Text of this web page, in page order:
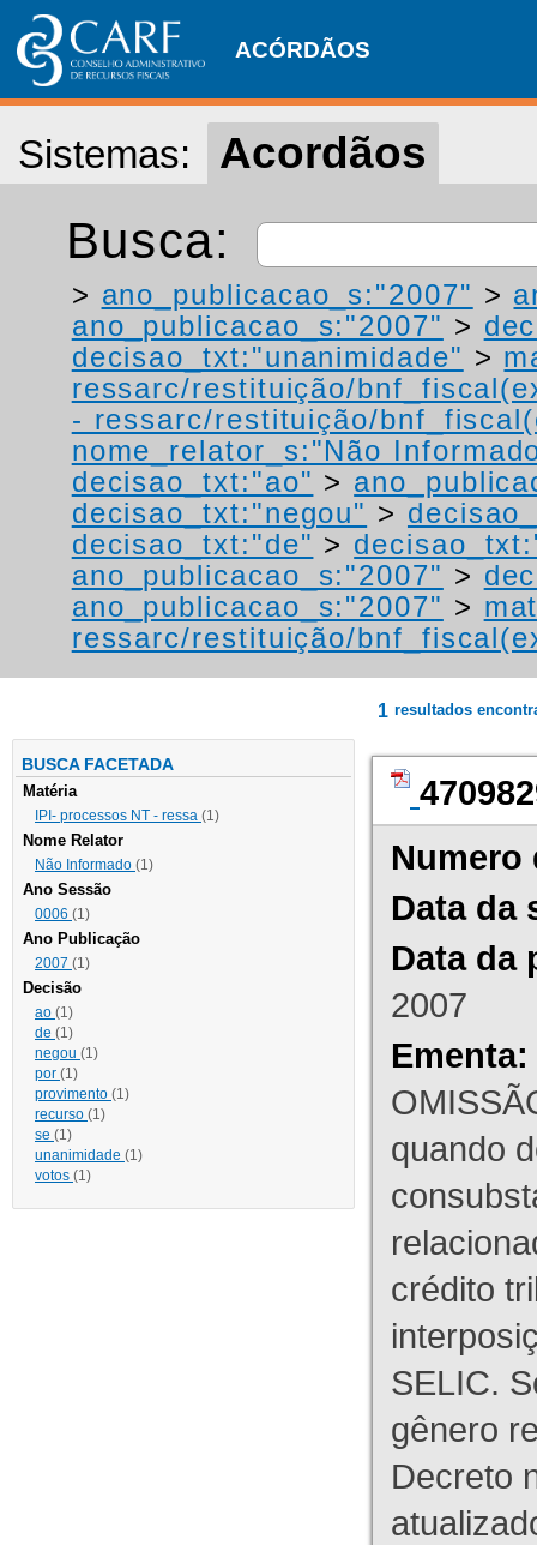
ACÓRDÃOS
Sistemas: Acordãos
Busca:
> ano_publicacao_s:"2007" >
ano_publicacao_s:"2007" >
decisao_txt:"unanimidade" >
ressarc/restituição/
- ressarc/restituição/
nome_relator_s:"Não
decisao_txt:"ao" >
decisao_txt:"negou" >
decisao_txt:"de" >
ano_publicacao_s:"2007" >
ano_publicacao_s:"2007" >
ressarc/restituição/
BUSCA FACETADA
Matéria
IPI- processos NT - ressa (1)
Nome Relator
Não Informado (1)
Ano Sessão
0006 (1)
Ano Publicação
2007 (1)
Decisão
ao (1)
de (1)
negou (1)
por (1)
provimento (1)
recurso (1)
se (1)
unanimidade (1)
votos (1)
1 resultados
Numero
Data da
Data da
2007
Ementa:
quando
crédito
SELIC.
gênero
Decreto